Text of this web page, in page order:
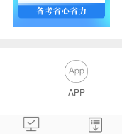
APP